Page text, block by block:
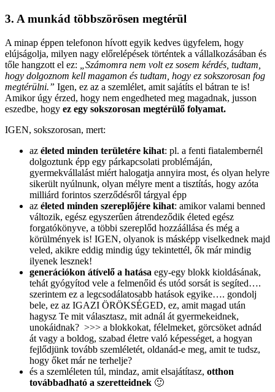
3. A munkád többszörösen megtérül
A minap éppen telefonon hívott egyik kedves ügyfelem, hogy
elújságolja, milyen nagy előrelépések történtek a vállalkozásában és
tőle hangzott el ez:
„Számomra nem volt ez sosem kérdés, tudtam,
hogy dolgoznom kell magamon és tudtam, hogy ez sokszorosan fog
megtérülni.” Igen, ez az a szemlélet, amit sajátíts el bátran te is!
Amikor úgy érzed, hogy nem engedheted meg magadnak, jusson
eszedbe, hogy ez egy sokszorosan megtérülő folyamat.
IGEN, sokszorosan, mert:
az életed minden területére kihat: pl. a fenti fiatalembernél
dolgoztunk épp egy párkapcsolati problémáján,
gyermekvállalást miért halogatja annyira most, és olyan helyre
sikerült nyúlnunk, olyan mélyre ment a tisztítás, hogy azóta
milliárd forintos szerződésről tárgyal épp
az életed minden szereplőjére kihat: amikor valami benned
változik, egész egyszerűen átrendeződik életed egész
forgatókönyve, a többi szereplőd hozzáállása és még a
körülmények is! IGEN, olyanok is másképp viselkednek majd
veled, akikre eddig mindig úgy tekintettél, ők már mindig
ilyenek lesznek!
generációkon átívelő a hatása egy-egy blokk kioldásának,
tehát gyógyítod vele a felmenőid és utód sorsát is segíted….
szerintem ez a legcsodálatosabb hatások egyike…. gondolj
bele, ez az IGAZI ÖRÖKSÉGED, ez, amit magad után
hagysz Te mit választasz, mit adnál át gyermekeidnek,
unokáidnak? >>> a blokkokat, félelmeket, görcsöket adnád
át vagy a boldog, szabad életre való képességet, a hogyan
fejlődjünk tovább szemléletét, oldanád-e meg, amit te tudsz,
hogy őket már ne terhelje?
és a szemléleten túl, mindaz, amit elsajátítasz, otthon
továbbadható a szeretteidnek 🙂